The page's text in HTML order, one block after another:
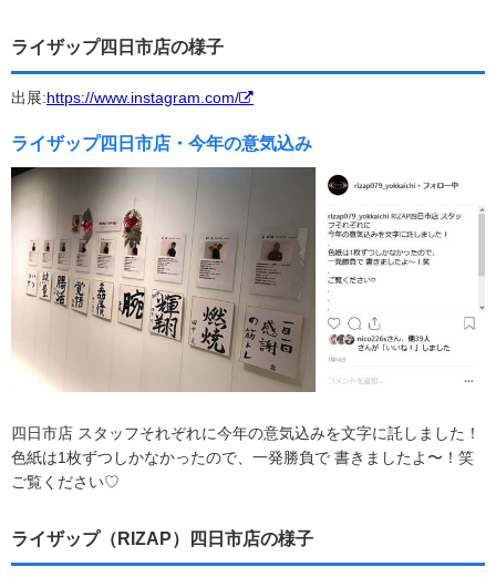
ライザップ四日市店の様子
出展:https://www.instagram.com/
ライザップ四日市店・今年の意気込み
四日市店 スタッフそれぞれに今年の意気込みを文字に託しました！
色紙は1枚ずつしかなかったので、一発勝負で 書きましたよ〜！笑
ご覧ください♡
ライザップ（RIZAP）四日市店の様子